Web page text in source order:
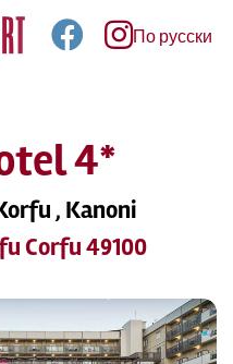
По русски
4*
, Kanoni
Corfu 49100